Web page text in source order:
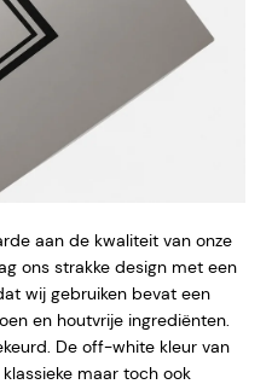
aan de kwaliteit van onze
ons strakke design met een
wij gebruiken bevat een
en houtvrije ingrediënten.
De off-white kleur van
maar toch ook